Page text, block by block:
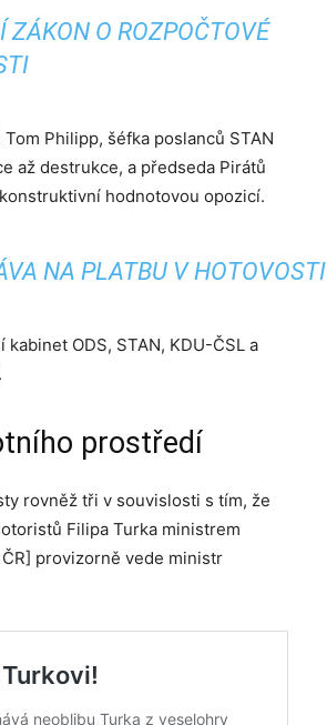
O ROZPOČTOVÉ
Philipp, šéfka poslanců STAN
až destrukce, a předseda Pirátů
hodnotovou opozicí.
NA PLATBU V HOTOVOSTI
ODS, STAN, KDU-ČSL a
prostředí
rovněž tři v souvislosti s tím, že
Filipa Turka ministrem
provizorně vede ministr